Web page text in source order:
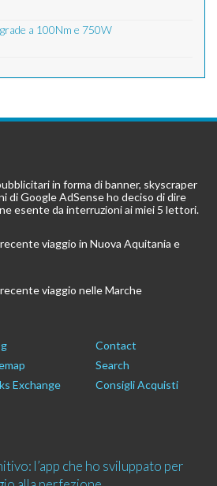
a 100Nm e 750W
in forma di banner, skyscraper
di Google AdSense ho deciso di dire
esente da interruzioni ai miei 5 lettori.
viaggio in Nuova Aquitania e
viaggio nelle Marche
Contact
Search
Exchange Consigli Acquisti
l’app che ho sviluppato per